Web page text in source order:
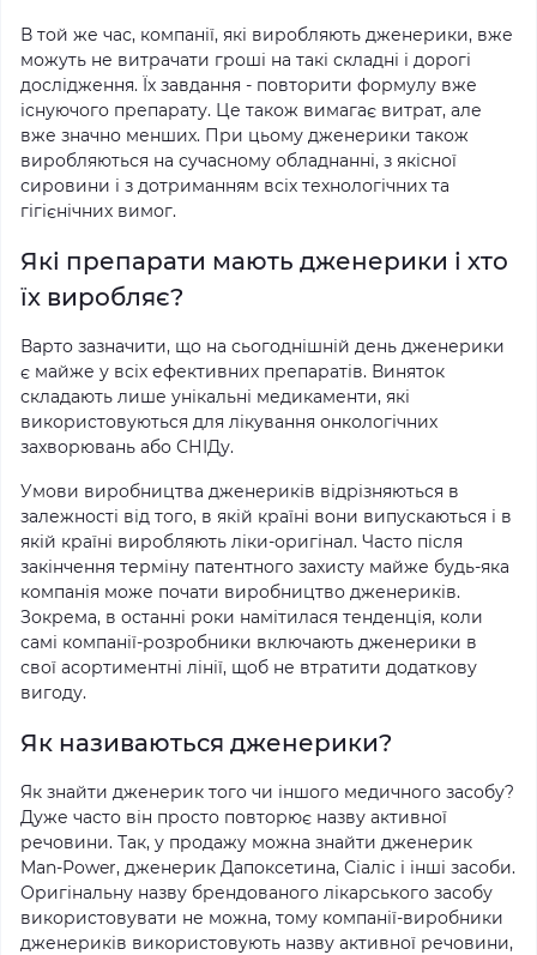
В той же час, компанії, які виробляють дженерики, вже
можуть не витрачати гроші на такі складні і дорогі
дослідження. Їх завдання - повторити формулу вже
існуючого препарату. Це також вимагає витрат, але
вже значно менших. При цьому дженерики також
виробляються на сучасному обладнанні, з якісної
сировини і з дотриманням всіх технологічних та
гігієнічних вимог.
Які препарати мають дженерики і хто
їх виробляє?
Варто зазначити, що на сьогоднішній день дженерики
є майже у всіх ефективних препаратів. Виняток
складають лише унікальні медикаменти, які
використовуються для лікування онкологічних
захворювань або СНІДу.
Умови виробництва дженериків відрізняються в
залежності від того, в якій країні вони випускаються і в
якій країні виробляють ліки-оригінал. Часто після
закінчення терміну патентного захисту майже будь-яка
компанія може почати виробництво дженериків.
Зокрема, в останні роки намітилася тенденція, коли
самі компанії-розробники включають дженерики в
свої асортиментні лінії, щоб не втратити додаткову
вигоду.
Як називаються дженерики?
Як знайти дженерик того чи іншого медичного засобу?
Дуже часто він просто повторює назву активної
речовини. Так, у продажу можна знайти дженерик
Man-Power, дженерик Дапоксетина, Сіаліс і інші засоби.
Оригінальну назву брендованого лікарського засобу
використовувати не можна, тому компанії-виробники
дженериків використовують назву активної речовини,